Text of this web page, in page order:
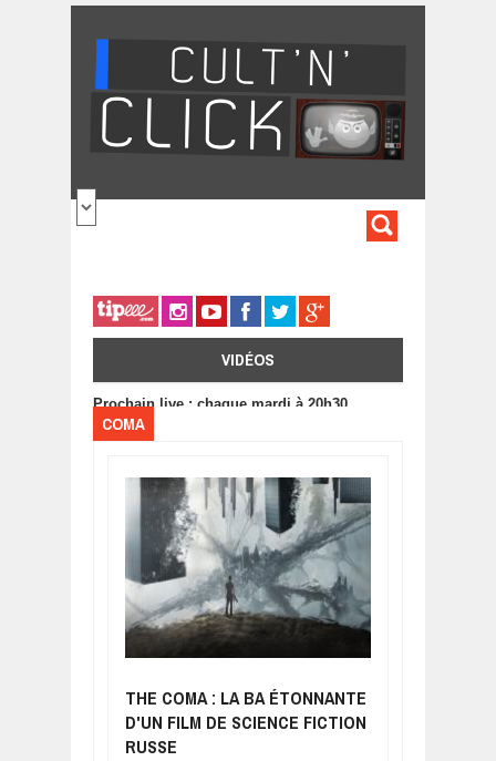
VIDÉOS
Prochain live : chaque mardi à 20h30
COMA
THE COMA : LA BA ÉTONNANTE
D'UN FILM DE SCIENCE FICTION
RUSSE